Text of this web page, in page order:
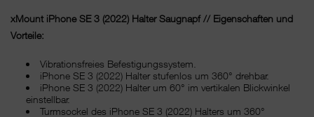
xMount iPhone SE 3 (2022) Halter Saugnapf // Eigenschaften und
Vorteile:
Vibrationsfreies Befestigungssystem.
iPhone SE 3 (2022) Halter stufenlos um 360° drehbar.
iPhone SE 3 (2022) Halter um 60° im vertikalen Blickwinkel
einstellbar.
Turmsockel des iPhone SE 3 (2022) Halters um 360°